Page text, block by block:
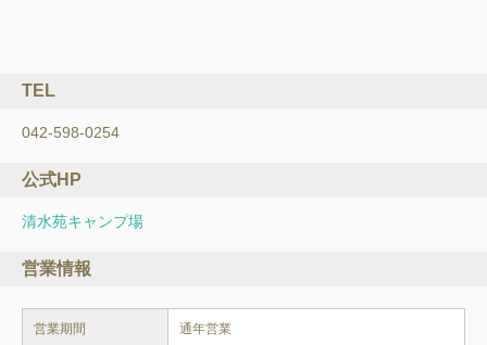
TEL
042-598-0254
公式HP
清水苑キャンプ場
営業情報
営業期間 通年営業